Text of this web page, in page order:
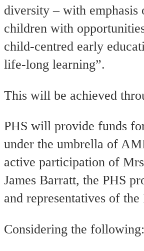
diversity – with emphasis
children with
child-centred early
life-long learning”.
This will be achieved
PHS will provide funds
under the umbrella of
active participation of
James Barratt, the PHS
and representatives of the
Considering the following: